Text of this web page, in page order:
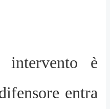
è
entra